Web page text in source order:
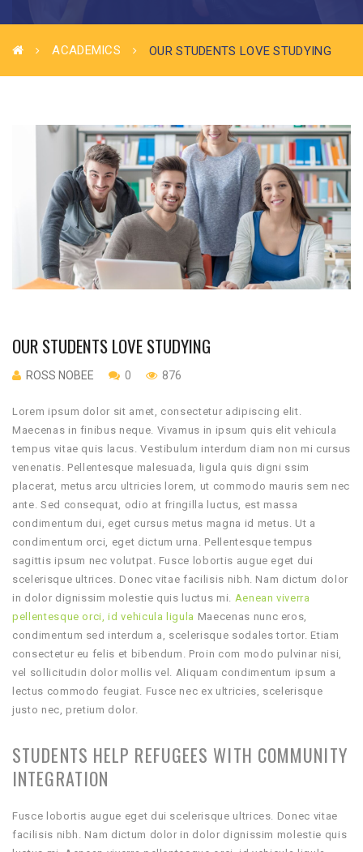
ACADEMICS OUR STUDENTS LOVE STUDYING
OUR STUDENTS LOVE STUDYING
ROSS NOBEE 0 876
Lorem ipsum dolor sit amet, consectetur adipiscing elit.
Maecenas in finibus neque. Vivamus in ipsum quis elit vehicula
tempus vitae quis lacus. Vestibulum interdum diam non mi cursus
venenatis. Pellentesque malesuada, ligula quis digni ssim
placerat, metus arcu ultricies lorem, ut commodo mauris sem nec
ante. Sed consequat, odio at fringilla luctus, est massa
condimentum dui, eget cursus metus magna id metus. Ut a
condimentum orci, eget dictum urna. Pellentesque tempus
sagittis ipsum nec volutpat. Fusce lobortis augue eget dui
scelerisque ultrices. Donec vitae facilisis nibh. Nam dictum dolor
in dolor dignissim molestie quis luctus mi. Aenean viverra
pellentesque orci, id vehicula ligula Maecenas nunc eros,
condimentum sed interdum a, scelerisque sodales tortor. Etiam
consectetur eu felis et bibendum. Proin com modo pulvinar nisi,
vel sollicitudin dolor mollis vel. Aliquam condimentum ipsum a
lectus commodo feugiat. Fusce nec ex ultricies, scelerisque
justo nec, pretium dolor.
STUDENTS HELP REFUGEES WITH COMMUNITY
INTEGRATION
Fusce lobortis augue eget dui scelerisque ultrices. Donec vitae
facilisis nibh. Nam dictum dolor in dolor dignissim molestie quis